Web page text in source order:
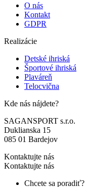
O nás
Kontakt
GDPR
Realizácie
Detské ihriská
Športové ihriská
Plaváreň
Telocvična
Kde nás nájdete?
SAGANSPORT s.r.o.
Duklianska 15
085 01 Bardejov
Kontaktujte nás
Kontaktujte nás
Chcete sa poradiť?